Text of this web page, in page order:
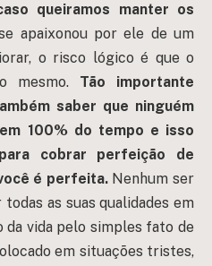
queiramos manter os
apaixonou por ele de um
o risco lógico é que o
mesmo. Tão importante
saber que ninguém
100% do tempo e isso
cobrar perfeição de
é perfeita.Nenhum ser
as suas qualidades em
vida pelo simples fato de
em situações tristes,